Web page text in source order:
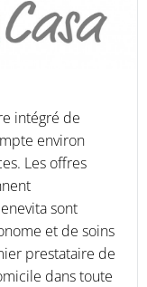
intégré de
environ
Les offres
sont
et de soins
prestataire de
dans toute